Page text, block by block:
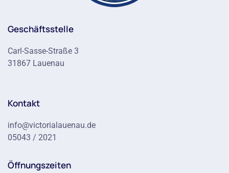
Geschäftsstelle
Carl-Sasse-Straße 3
31867 Lauenau
Kontakt
info@victorialauenau.de
05043 / 2021
Öffnungszeiten